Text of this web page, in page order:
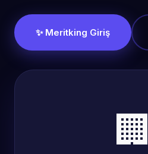
✨ Meritking Giriş
🏢